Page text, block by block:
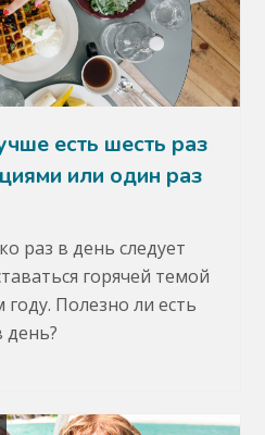
есть шесть раз
или один раз
раз в день следует
горячей темой
году. Полезно ли есть
день?